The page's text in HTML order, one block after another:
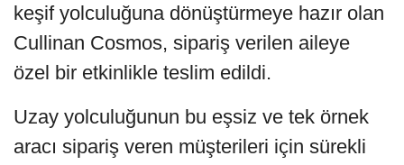
keşif yolculuğuna dönüştürmeye hazır olan
Cullinan Cosmos, sipariş verilen aileye
özel bir etkinlikle teslim edildi.
Uzay yolculuğunun bu eşsiz ve tek örnek
aracı sipariş veren müşterileri için sürekli